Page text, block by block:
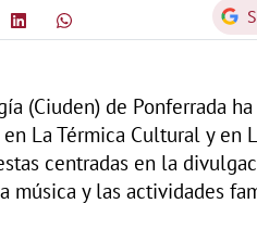
(Ciuden) de Ponferrada
La Térmica Cultural y en
centradas en la
música y las actividades